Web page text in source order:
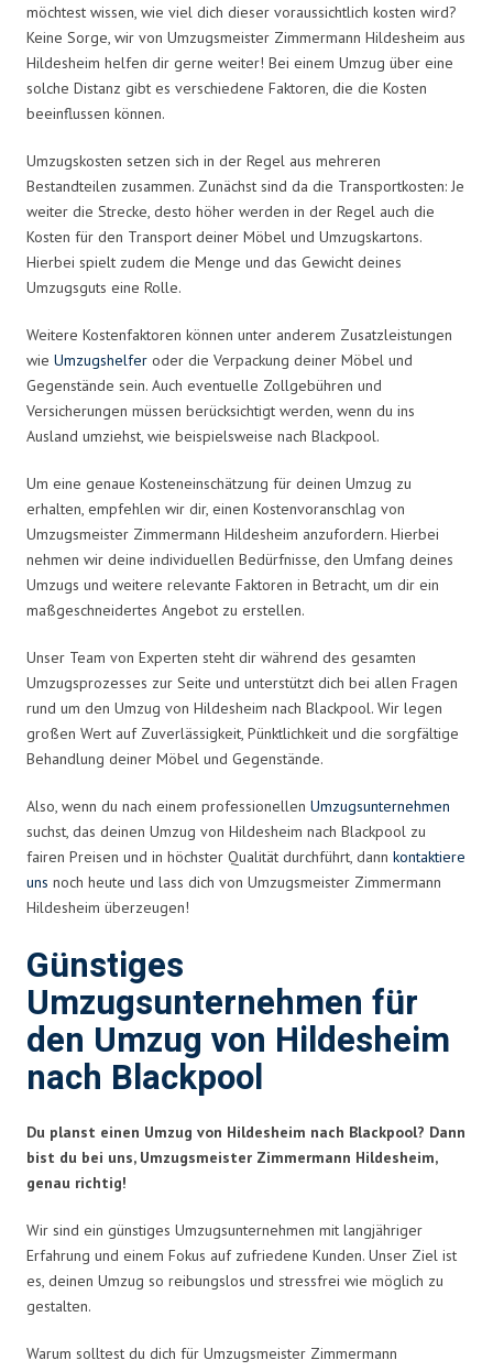
möchtest wissen, wie viel dich dieser voraussichtlich kosten wird?
Keine Sorge, wir von Umzugsmeister Zimmermann Hildesheim aus
Hildesheim helfen dir gerne weiter! Bei einem Umzug über eine
solche Distanz gibt es verschiedene Faktoren, die die Kosten
beeinflussen können.
Umzugskosten setzen sich in der Regel aus mehreren
Bestandteilen zusammen. Zunächst sind da die Transportkosten: Je
weiter die Strecke, desto höher werden in der Regel auch die
Kosten für den Transport deiner Möbel und Umzugskartons.
Hierbei spielt zudem die Menge und das Gewicht deines
Umzugsguts eine Rolle.
Weitere Kostenfaktoren können unter anderem Zusatzleistungen
wie Umzugshelfer oder die Verpackung deiner Möbel und
Gegenstände sein. Auch eventuelle Zollgebühren und
Versicherungen müssen berücksichtigt werden, wenn du ins
Ausland umziehst, wie beispielsweise nach Blackpool.
Um eine genaue Kosteneinschätzung für deinen Umzug zu
erhalten, empfehlen wir dir, einen Kostenvoranschlag von
Umzugsmeister Zimmermann Hildesheim anzufordern. Hierbei
nehmen wir deine individuellen Bedürfnisse, den Umfang deines
Umzugs und weitere relevante Faktoren in Betracht, um dir ein
maßgeschneidertes Angebot zu erstellen.
Unser Team von Experten steht dir während des gesamten
Umzugsprozesses zur Seite und unterstützt dich bei allen Fragen
rund um den Umzug von Hildesheim nach Blackpool. Wir legen
großen Wert auf Zuverlässigkeit, Pünktlichkeit und die sorgfältige
Behandlung deiner Möbel und Gegenstände.
Also, wenn du nach einem professionellen Umzugsunternehmen
suchst, das deinen Umzug von Hildesheim nach Blackpool zu
fairen Preisen und in höchster Qualität durchführt, dann kontaktiere
uns noch heute und lass dich von Umzugsmeister Zimmermann
Hildesheim überzeugen!
Günstiges
Umzugsunternehmen für
den Umzug von Hildesheim
nach Blackpool
Du planst einen Umzug von Hildesheim nach Blackpool? Dann
bist du bei uns, Umzugsmeister Zimmermann Hildesheim,
genau richtig!
Wir sind ein günstiges Umzugsunternehmen mit langjähriger
Erfahrung und einem Fokus auf zufriedene Kunden. Unser Ziel ist
es, deinen Umzug so reibungslos und stressfrei wie möglich zu
gestalten.
Warum solltest du dich für Umzugsmeister Zimmermann